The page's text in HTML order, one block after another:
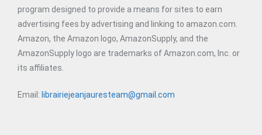
program designed to provide a means for sites to earn
advertising fees by advertising and linking to amazon.com.
Amazon, the Amazon logo, AmazonSupply, and the
AmazonSupply logo are trademarks of Amazon.com, Inc. or
its affiliates.
Email: librairiejeanjauresteam@gmail.com